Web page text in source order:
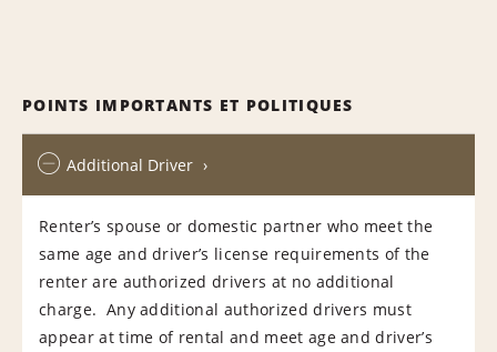
POINTS IMPORTANTS ET POLITIQUES
Additional Driver
Renter’s spouse or domestic partner who meet the
same age and driver’s license requirements of the
renter are authorized drivers at no additional
charge. Any additional authorized drivers must
appear at time of rental and meet age and driver’s